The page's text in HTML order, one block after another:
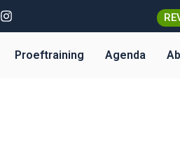
I
n
s
Proeftraining Agenda